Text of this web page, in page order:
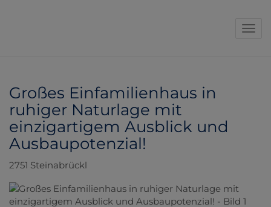
Großes Einfamilienhaus in
ruhiger Naturlage mit
einzigartigem Ausblick und
Ausbaupotenzial!
2751 Steinabrückl